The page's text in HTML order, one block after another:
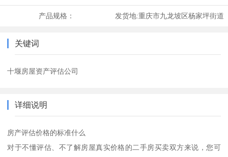
产品规格： 发货地:重庆市九龙坡区杨家坪街道
关键词
十堰房屋资产评估公司
详细说明
房产评估价格的标准什么
对于不懂评估、不了解房屋真实价格的二手房买卖双方来说，您可